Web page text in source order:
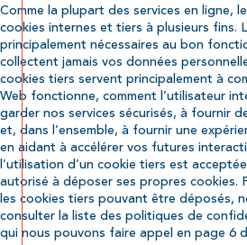
Comme la plupart des services en ligne,
cookies internes et tiers à plusieurs fins.
principalement nécessaires au bon
collectent jamais vos données
cookies tiers servent principalement à
Web fonctionne, comment l’utilisateur
garder nos services sécurisés, à fournir
et, dans l’ensemble, à fournir une
en aidant à accélérer vos futures
l’utilisation d’un cookie tiers est
autorisé à déposer ses propres cookies.
les cookies tiers pouvant être déposés,
consulter la liste des politiques de
qui nous pouvons faire appel en page 6